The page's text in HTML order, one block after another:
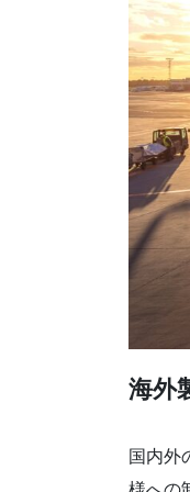
海外
国内外